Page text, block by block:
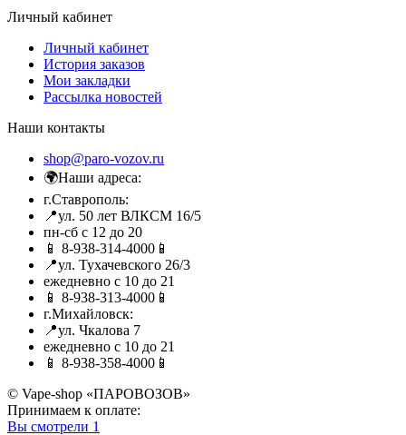
Личный кабинет
Личный кабинет
История заказов
Мои закладки
Рассылка новостей
Наши контакты
shop@paro-vozov.ru
🌍Наши адреса:
г.Ставрополь:
📍ул. 50 лет ВЛКСМ 16/5
пн-сб с 12 до 20
📱 8-938-314-4000📱
📍ул. Тухачевского 26/3
ежедневно с 10 до 21
📱 8-938-313-4000📱
г.Михайловск:
📍ул. Чкалова 7
ежедневно с 10 до 21
📱 8-938-358-4000📱
© Vape-shop «ПАРОВОЗОВ»
Принимаем к оплате:
Вы смотрели 1